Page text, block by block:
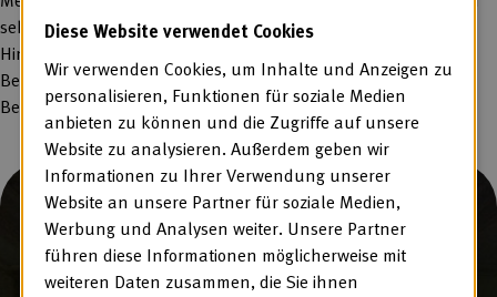
sehr verantwortungsvollen Bereich tätig sind. Vor dem
Hintergrund der aktuellen gesellschaftlichen Debatte um die
Bedeutung der Bundeswehr wird das Bild von Menschen mit
Behinderungen in der Öffentlichkeit damit aufgewertet.
Diese Website verwendet Cookies
Wir verwenden Cookies, um Inhalte und Anzeigen zu
personalisieren, Funktionen für soziale Medien
anbieten zu können und die Zugriffe auf unsere
Website zu analysieren. Außerdem geben wir
Informationen zu Ihrer Verwendung unserer
Website an unsere Partner für soziale Medien,
Werbung und Analysen weiter. Unsere Partner
führen diese Informationen möglicherweise mit
weiteren Daten zusammen, die Sie ihnen